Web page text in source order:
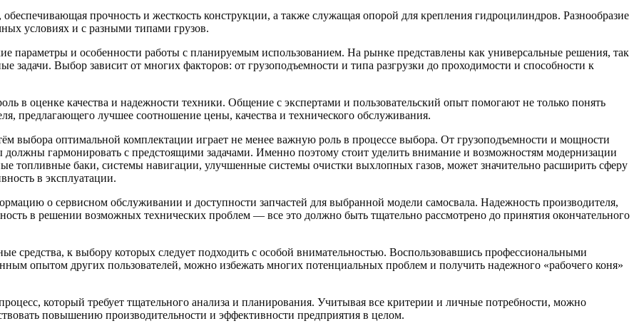
прочность и жесткость конструкции, а также служащая опорой для крепления гидроцилиндров. Разнообразие
условиях и с разными типами грузов.
параметры и особенности работы с планируемым использованием. На рынке представлены как универсальные решения, так
задачи. Выбор зависит от многих факторов: от грузоподъемности и типа разгрузки до проходимости и способности к
в оценке качества и надежности техники. Общение с экспертами и пользовательский опыт помогают не только понять
предлагающего лучшее соотношение цены, качества и технического обслуживания.
выбора оптимальной комплектации играет не менее важную роль в процессе выбора. От грузоподъемности и мощности
гармонировать с предстоящими задачами. Именно поэтому стоит уделить внимание и возможностям модернизации
топливные баки, системы навигации, улучшенные системы очистки выхлопных газов, может значительно расширить сферу
в эксплуатации.
о сервисном обслуживании и доступности запчастей для выбранной модели самосвала. Надежность производителя,
в решении возможных технических проблем — все это должно быть тщательно рассмотрено до принятия окончательного
к выбору которых следует подходить с особой внимательностью. Воспользовавшись профессиональными
опытом других пользователей, можно избежать многих потенциальных проблем и получить надежного «рабочего коня»
который требует тщательного анализа и планирования. Учитывая все критерии и личные потребности, можно
повышению производительности и эффективности предприятия в целом.